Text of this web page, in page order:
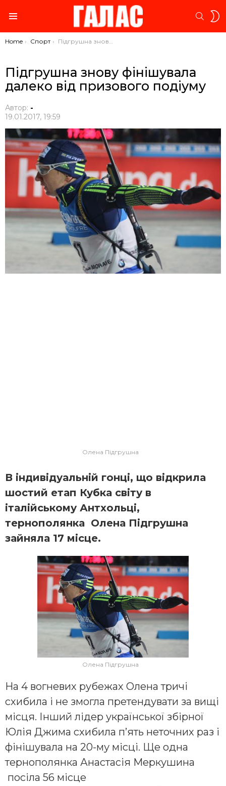
You are here:
Home Спорт Підгрушна знову фінішувала далеко від призового подіуму
Підгрушна знову фінішувала
далеко від призового подіуму
Автор: -
19.01.2017, 19:59
Олена Підгрушна
В індивідуальній гонці, що відкрила
шостий етап Кубка світу в
італійському Антхольці,
тернополянка Олена Підгрушна
зайняла 17 місце.
Олена Підгрушна
На 4 вогневих рубежах Олена тричі
схибила і не змогла претендувати за вищі
місця. Інший лідер української збірної
Юлія Джима схибила п’ять неточних раз і
фінішувала на 20-му місці. Ще одна
тернополянка Анастасія Меркушина
посіла 56 місце